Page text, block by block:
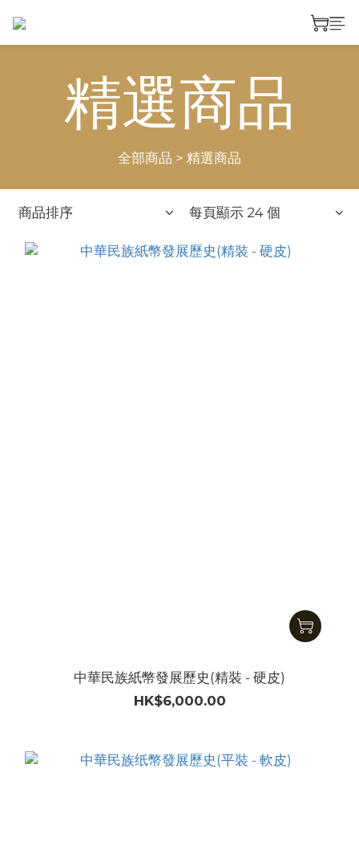
精選商品
全部商品 > 精選商品
商品排序 每頁顯示 24 個
中華民族紙幣發展歷史(精裝 - 硬皮)
HK$6,000.00